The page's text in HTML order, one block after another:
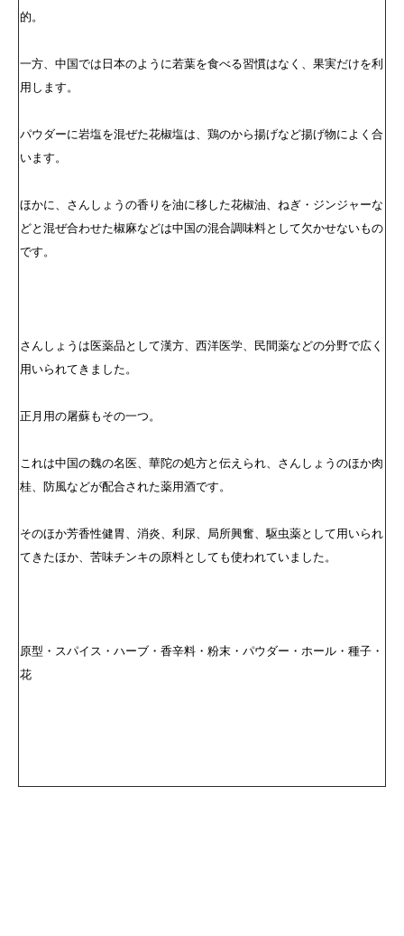
的。
一方、中国では日本のように若葉を食べる習慣はなく、果実だけを利
用します。
パウダーに岩塩を混ぜた花椒塩は、鶏のから揚げなど揚げ物によく合
います。
ほかに、さんしょうの香りを油に移した花椒油、ねぎ・ジンジャーな
どと混ぜ合わせた椒麻などは中国の混合調味料として欠かせないもの
です。
さんしょうは医薬品として漢方、西洋医学、民間薬などの分野で広く
用いられてきました。
正月用の屠蘇もその一つ。
これは中国の魏の名医、華陀の処方と伝えられ、さんしょうのほか肉
桂、防風などが配合された薬用酒です。
そのほか芳香性健胃、消炎、利尿、局所興奮、駆虫薬として用いられ
てきたほか、苦味チンキの原料としても使われていました。
原型・スパイス・ハーブ・香辛料・粉末・パウダー・ホール・種子・
花